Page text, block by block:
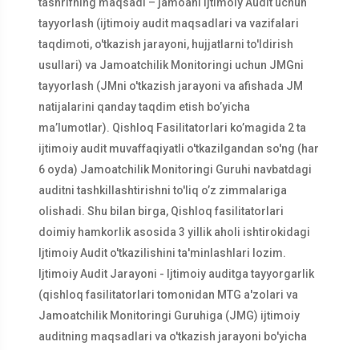
tayyorlash (ijtimoiy audit maqsadlari va vazifalari
taqdimoti, o'tkazish jarayoni, hujjatlarni to'ldirish
usullari) va Jamoatchilik Monitoringi uchun JMGni
tayyorlash (JMni o'tkazish jarayoni va afishada JM
natijalarini qanday taqdim etish bo’yicha
ma’lumotlar). Qishloq Fasilitatorlari ko’magida 2 ta
ijtimoiy audit muvaffaqiyatli o'tkazilgandan so'ng (har
6 oyda) Jamoatchilik Monitoringi Guruhi navbatdagi
auditni tashkillashtirishni to'liq o’z zimmalariga
olishadi. Shu bilan birga, Qishloq fasilitatorlari
doimiy hamkorlik asosida 3 yillik aholi ishtirokidagi
Ijtimoiy Audit o'tkazilishini ta'minlashlari lozim.
Ijtimoiy Audit Jarayoni - Ijtimoiy auditga tayyorgarlik
(qishloq fasilitatorlari tomonidan MTG a'zolari va
Jamoatchilik Monitoringi Guruhiga (JMG) ijtimoiy
auditning maqsadlari va o'tkazish jarayoni bo'yicha